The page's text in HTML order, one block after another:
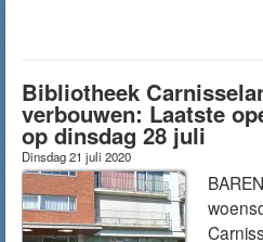
Bibliotheek
verbouwen: Laatste
op dinsdag 28 juli
Dinsdag 21 juli 2020